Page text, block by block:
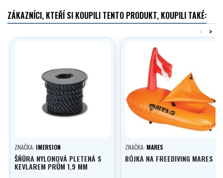
ZÁKAZNÍCI, KTEŘÍ SI KOUPILI TENTO PRODUKT, KOUPILI TAKÉ:
>
<
ZNAČKA: IMERSION
ŠŇŮRA NYLONOVÁ PLETENÁ S
KEVLAREM PRŮM 1,9 MM
ZNAČKA: MARES
BÓJKA NA FREEDIVING MARES